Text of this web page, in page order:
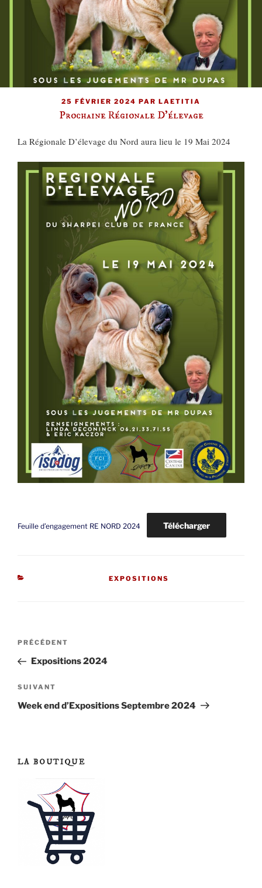
PUBLIÉ
LE
25 FÉVRIER 2024 PAR LAETITIA
Prochaine Régionale D’élevage
La Régionale D’élevage du Nord aura lieu le 19 Mai 2024
Feuille d’engagement RE NORD 2024 Télécharger
CATÉGORIES
EXPOSITIONS
Navigation
de
l’article
Article
précédent
PRÉCÉDENT
Expositions 2024
Article
suivant
SUIVANT
Week end d’Expositions Septembre 2024
LA BOUTIQUE